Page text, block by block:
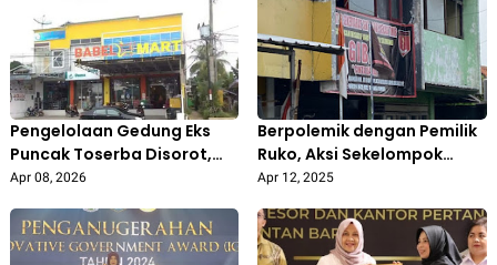
Pengelolaan Gedung Eks
Puncak Toserba Disorot,
DPRD Pertanyakan Aspek
Aset Daerah
Apr 08, 2026
Berpolemik dengan Pemilik
Ruko, Aksi Sekelompok
Oknum Ormas GIBAS Buat
Resah
Apr 12, 2025